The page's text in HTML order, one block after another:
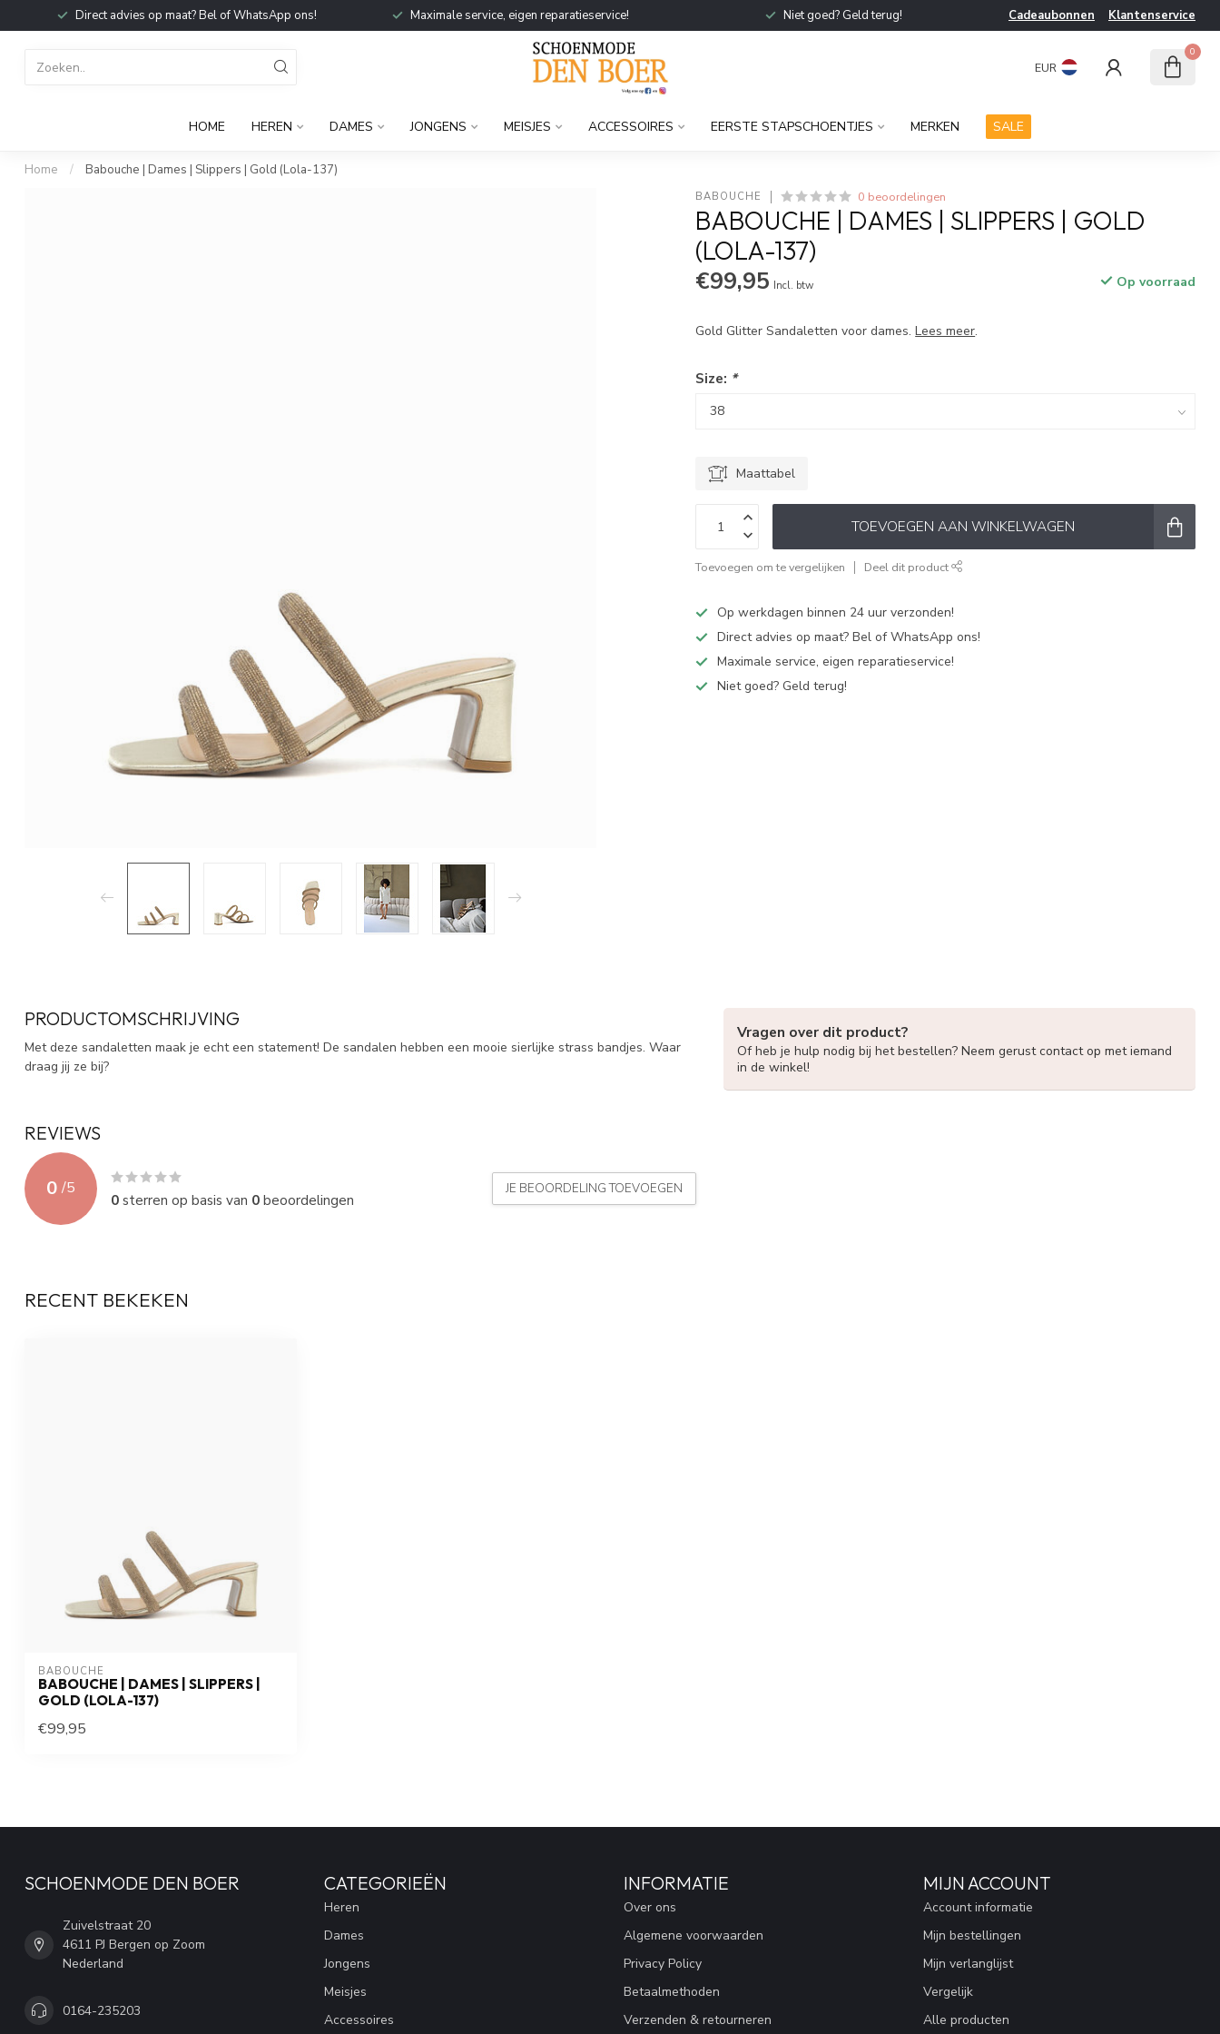
Direct advies op maat? Bel of WhatsApp ons! Maximale service, eigen reparatieservice! Niet goed? Geld terug! Cadeaubonnen Klantenservice
EUR
0
HOME HEREN DAMES JONGENS MEISJES ACCESSOIRES EERSTE STAPSCHOENTJES MERKEN SALE
Home / Babouche | Dames | Slippers | Gold (Lola-137)
BABOUCHE 0 beoordelingen
BABOUCHE | DAMES | SLIPPERS | GOLD
(LOLA-137)
€99,95 Incl. btw Op voorraad
Gold Glitter Sandaletten voor dames.Lees meer.
Size: *
Maattabel
TOEVOEGEN AAN WINKELWAGEN
Toevoegen om te vergelijken Deel dit product
Op werkdagen binnen 24 uur verzonden!
Direct advies op maat? Bel of WhatsApp ons!
Maximale service, eigen reparatieservice!
Niet goed? Geld terug!
PRODUCTOMSCHRIJVING
Met deze sandaletten maak je echt een statement! De sandalen hebben een mooie sierlijke strass bandjes. Waar
draag jij ze bij?
REVIEWS
0 /5
0sterren op basis van 0beoordelingen
JE BEOORDELING TOEVOEGEN
Vragen over dit product?
Of heb je hulp nodig bij het bestellen? Neem gerust contact op met iemand
in de winkel!
RECENT BEKEKEN
BABOUCHE
BABOUCHE | DAMES | SLIPPERS |
GOLD (LOLA-137)
€99,95
SCHOENMODE DEN BOER
Zuivelstraat 20
4611 PJ Bergen op Zoom
Nederland
0164-235203
CATEGORIEËN
Heren
Dames
Jongens
Meisjes
Accessoires
INFORMATIE
Over ons
Algemene voorwaarden
Privacy Policy
Betaalmethoden
Verzenden & retourneren
MIJN ACCOUNT
Account informatie
Mijn bestellingen
Mijn verlanglijst
Vergelijk
Alle producten